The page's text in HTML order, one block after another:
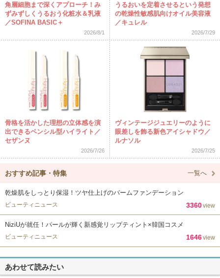
角層細胞まで深くアプローチ！み
ずみずしくうるおう化粧水＆乳液
／SOFINA BASIC＋
2026/8/1
うるおいを定着させるという発想
の乾燥性敏感肌向けオイル美容液
／キュレル
2026/7/29
骨格を活かした理想の立体感を演
出できるペンシル型ハイライト／
セザンヌ
2026/7/26
ヴィンテージジュエリーのように
眼差しを飾る新色アイシャドウ／
ルナソル
2026/7/25
おすすめ記事・特集 一覧へ
乾燥肌をしっとり保湿！ツヤ仕上げのバームファンデーション
ビューティニュース 3360view
NiziUが就任！パールが輝く新感覚リップティント×韓国コスメ
ビューティニュース 1646view
あわせて読みたい